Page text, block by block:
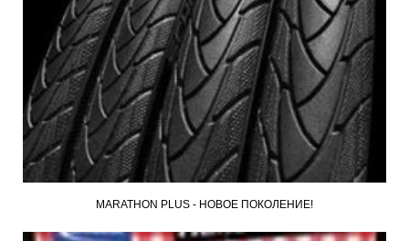
MARATHON PLUS - НОВОЕ ПОКОЛЕНИЕ!